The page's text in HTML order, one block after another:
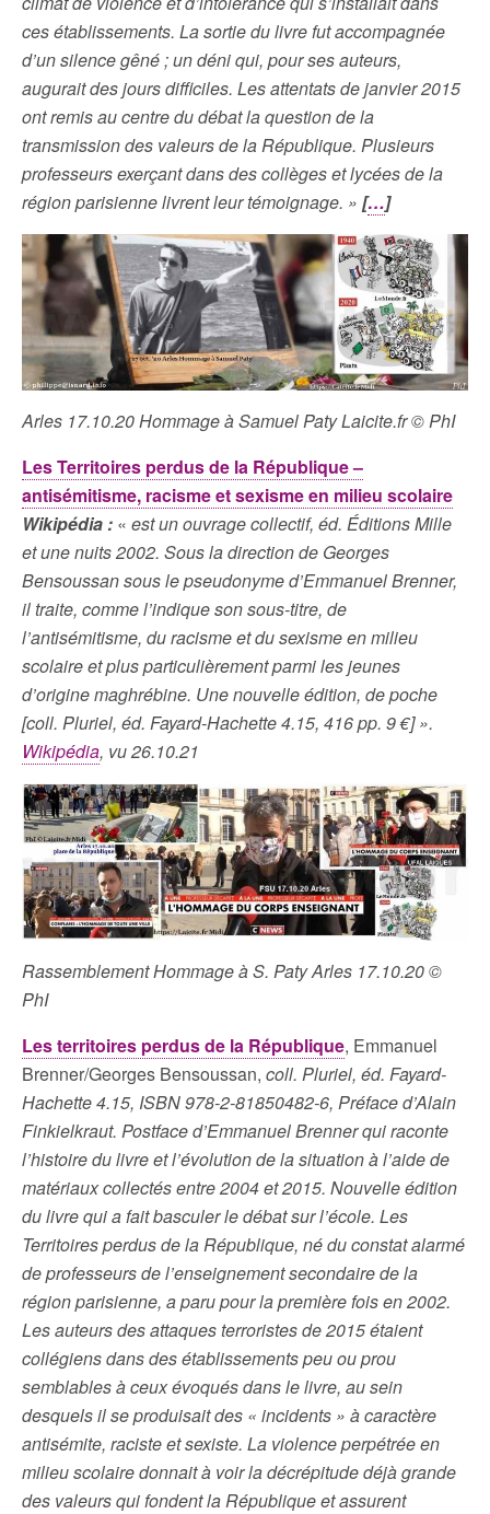
ces établissements. La sortie du livre fut accompagnée
d’un silence gêné ; un déni qui, pour ses auteurs,
augurait des jours difficiles. Les attentats de janvier 2015
ont remis au centre du débat la question de la
transmission des valeurs de la République. Plusieurs
professeurs exerçant dans des collèges et lycées de la
région parisienne livrent leur témoignage. » […]
Arles 17.10.20 Hommage à Samuel Paty Laicite.fr © PhI
Les Territoires perdus de la République –
antisémitisme, racisme et sexisme en milieu scolaire
Wikipédia : « est un ouvrage collectif, éd. Éditions Mille
et une nuits 2002. Sous la direction de Georges
Bensoussan sous le pseudonyme d’Emmanuel Brenner,
il traite, comme l’indique son sous-titre, de
l’antisémitisme, du racisme et du sexisme en milieu
scolaire et plus particulièrement parmi les jeunes
d’origine maghrébine. Une nouvelle édition, de poche
[coll. Pluriel, éd. Fayard-Hachette 4.15, 416 pp. 9 €] ».
Wikipédia, vu 26.10.21
Rassemblement Hommage à S. Paty Arles 17.10.20 ©
PhI
Les territoires perdus de la République, Emmanuel
Brenner/Georges Bensoussan, coll. Pluriel, éd. Fayard-
Hachette 4.15, ISBN 978-2-81850482-6, Préface d’Alain
Finkielkraut. Postface d’Emmanuel Brenner qui raconte
l’histoire du livre et l’évolution de la situation à l’aide de
matériaux collectés entre 2004 et 2015. Nouvelle édition
du livre qui a fait basculer le débat sur l’école. Les
Territoires perdus de la République, né du constat alarmé
de professeurs de l’enseignement secondaire de la
région parisienne, a paru pour la première fois en 2002.
Les auteurs des attaques terroristes de 2015 étaient
collégiens dans des établissements peu ou prou
semblables à ceux évoqués dans le livre, au sein
desquels il se produisait des « incidents » à caractère
antisémite, raciste et sexiste. La violence perpétrée en
milieu scolaire donnait à voir la décrépitude déjà grande
des valeurs qui fondent la République et assurent